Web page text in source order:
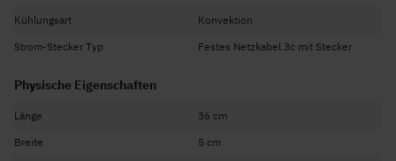
Gewicht: 0,5 kg
Kühlungsart
Konvektion
Strom-Stecker Typ
Festes Netzkabel 3c mit Stecker
Physische Eigenschaften
Länge
36 cm
Breite
5 cm